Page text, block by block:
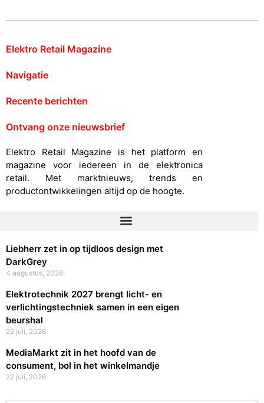
Elektro Retail Magazine
Navigatie
Recente berichten
Ontvang onze nieuwsbrief
Elektro Retail Magazine is het platform en
magazine voor iedereen in de elektronica
retail. Met marktnieuws, trends en
productontwikkelingen altijd op de hoogte.
Liebherr zet in op tijdloos design met
DarkGrey
4 augustus, 2026
Elektrotechnik 2027 brengt licht- en
verlichtingstechniek samen in een eigen
beurshal
22 juli, 2026
MediaMarkt zit in het hoofd van de
consument, bol in het winkelmandje
22 juli, 2026